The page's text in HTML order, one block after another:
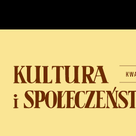
menu